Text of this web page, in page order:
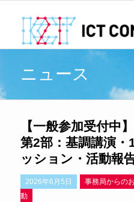
ニュース
【一般参加受付中
第2部：基調講演・
ッション・活動報
2026年6月5日 事務局からの
動